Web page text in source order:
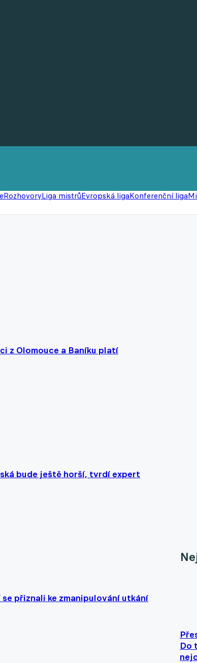
RozhovoryLiga mistrůEvropská ligaKonferenční liga
z Olomouce a Baníku platí
bude ještě horší, tvrdí expert
přiznali ke zmanipulování utkání
Do